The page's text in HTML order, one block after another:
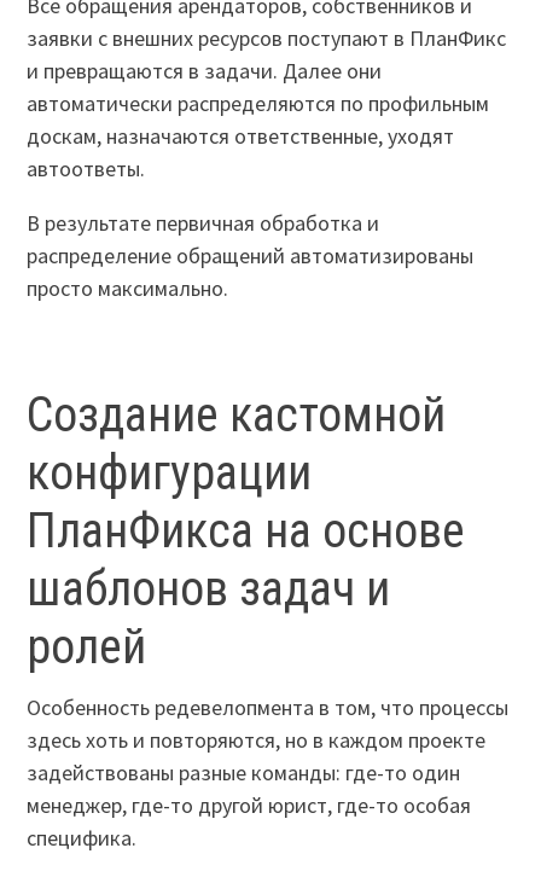
Все обращения арендаторов, собственников и
заявки с внешних ресурсов поступают в ПланФикс
и превращаются в задачи. Далее они
автоматически распределяются по профильным
доскам, назначаются ответственные, уходят
автоответы.
В результате первичная обработка и
распределение обращений автоматизированы
просто максимально.
Создание кастомной
конфигурации
ПланФикса на основе
шаблонов задач и
ролей
Особенность редевелопмента в том, что процессы
здесь хоть и повторяются, но в каждом проекте
задействованы разные команды: где-то один
менеджер, где-то другой юрист, где-то особая
специфика.